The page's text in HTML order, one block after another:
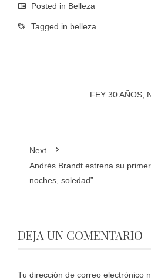
Posted in Belleza
Tagged in belleza
FEY 30 AÑOS,
Next
Andrés Brandt estrena su
noches, soledad”
DEJA UN COMENTARIO
Tu dirección de correo electrónico